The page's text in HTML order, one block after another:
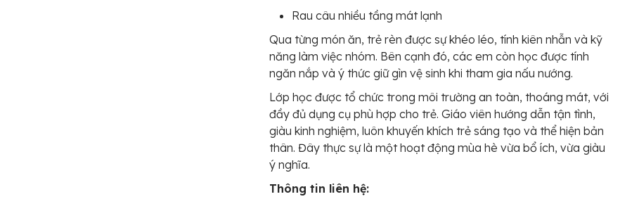
Rau câu nhiều tầng mát lạnh
Qua từng món ăn, trẻ rèn được sự khéo léo, tính kiên nhẫn và kỹ
năng làm việc nhóm. Bên cạnh đó, các em còn học được tính
ngăn nắp và ý thức giữ gìn vệ sinh khi tham gia nấu nướng.
Lớp học được tổ chức trong môi trường an toàn, thoáng mát, với
đầy đủ dụng cụ phù hợp cho trẻ. Giáo viên hướng dẫn tận tình,
giàu kinh nghiệm, luôn khuyến khích trẻ sáng tạo và thể hiện bản
thân. Đây thực sự là một hoạt động mùa hè vừa bổ ích, vừa giàu
ý nghĩa.
Thông tin liên hệ: